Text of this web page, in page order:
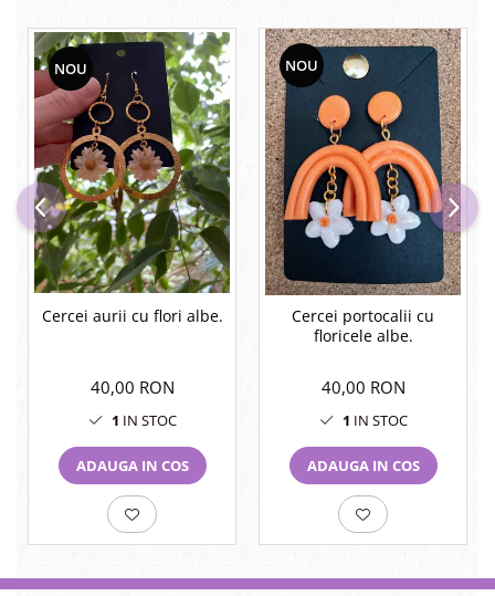
NOU
Cercei aurii cu flori albe.
40,00 RON
1 IN STOC
ADAUGA IN COS
NOU
Cercei portocalii cu
floricele albe.
40,00 RON
1 IN STOC
ADAUGA IN COS